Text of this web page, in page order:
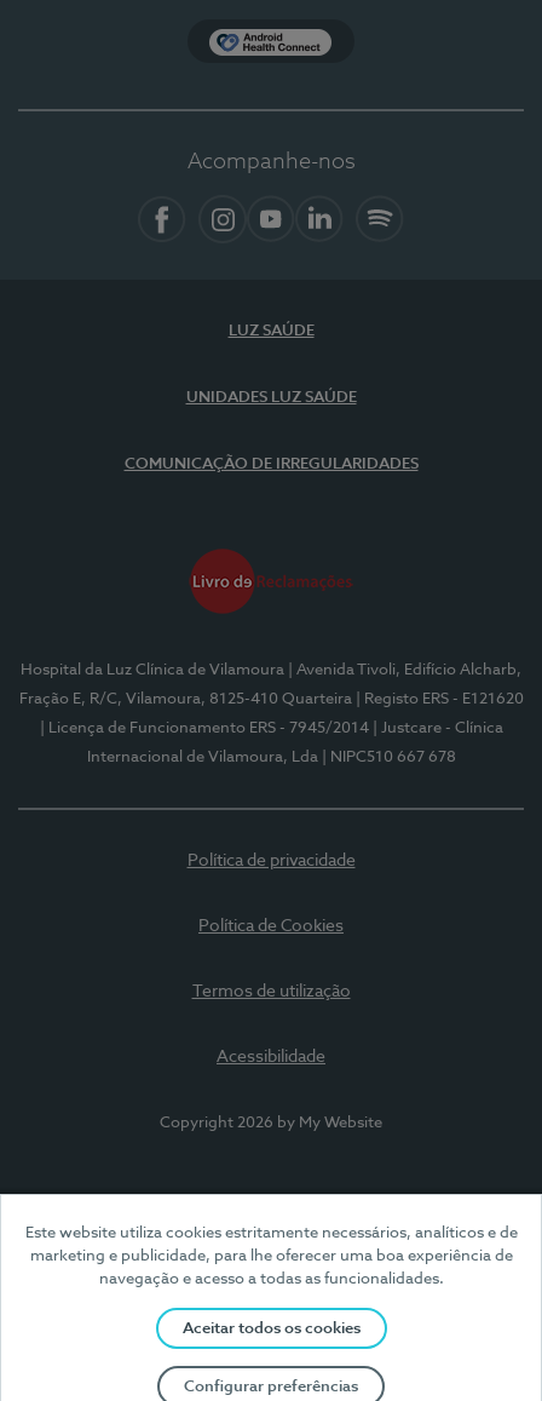
Este website utiliza cookies estritamente necessários, analíticos e de
marketing e publicidade, para lhe oferecer uma boa experiência de
navegação e acesso a todas as funcionalidades.
Aceitar todos os cookies
Configurar preferências
Acompanhe-nos
LUZ SAÚDE
UNIDADES LUZ SAÚDE
COMUNICAÇÃO DE IRREGULARIDADES
Hospital da Luz Clínica de Vilamoura
| Avenida Tivoli, Edifício Alcharb,
Fração E, R/C, Vilamoura, 8125-410 Quarteira
| Registo ERS - E121620
| Licença de Funcionamento ERS - 7945/2014
| Justcare - Clínica
Internacional de Vilamoura, Lda
| NIPC510 667 678
Política de privacidade
Política de Cookies
Termos de utilização
Acessibilidade
Copyright 2026 by My Website